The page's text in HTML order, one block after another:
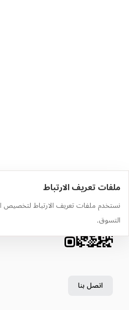
ملفات تعريف الارتباط
نستخدم ملفات تعريف الارتباط لتخصيص
التسوق.
حمّل التطبيق
اتصل بنا